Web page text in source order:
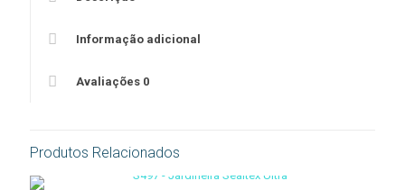
Informação adicional
Avaliações 0
Produtos Relacionados